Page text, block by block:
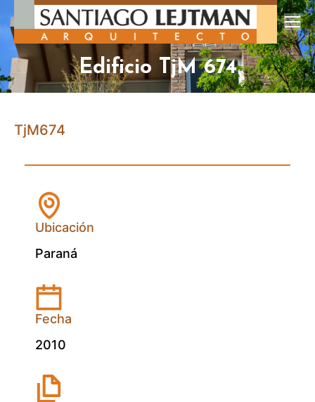
Edificio TjM 674
TjM674
Ubicación
Paraná
Fecha
2010